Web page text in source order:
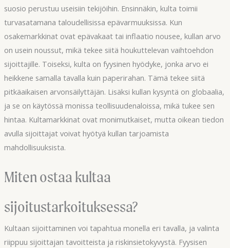
suosio perustuu useisiin tekijöihin. Ensinnäkin, kulta toimii
turvasatamana taloudellisissa epävarmuuksissa. Kun
osakemarkkinat ovat epävakaat tai inflaatio nousee, kullan arvo
on usein noussut, mikä tekee siitä houkuttelevan vaihtoehdon
sijoittajille. Toiseksi, kulta on fyysinen hyödyke, jonka arvo ei
heikkene samalla tavalla kuin paperirahan. Tämä tekee siitä
pitkäaikaisen arvonsäilyttäjän. Lisäksi kullan kysyntä on globaalia,
ja se on käytössä monissa teollisuudenaloissa, mikä tukee sen
hintaa. Kultamarkkinat ovat monimutkaiset, mutta oikean tiedon
avulla sijoittajat voivat hyötyä kullan tarjoamista
mahdollisuuksista.
Miten ostaa kultaa
sijoitustarkoituksessa?
Kultaan sijoittaminen voi tapahtua monella eri tavalla, ja valinta
riippuu sijoittajan tavoitteista ja riskinsietokyvystä. Fyysisen